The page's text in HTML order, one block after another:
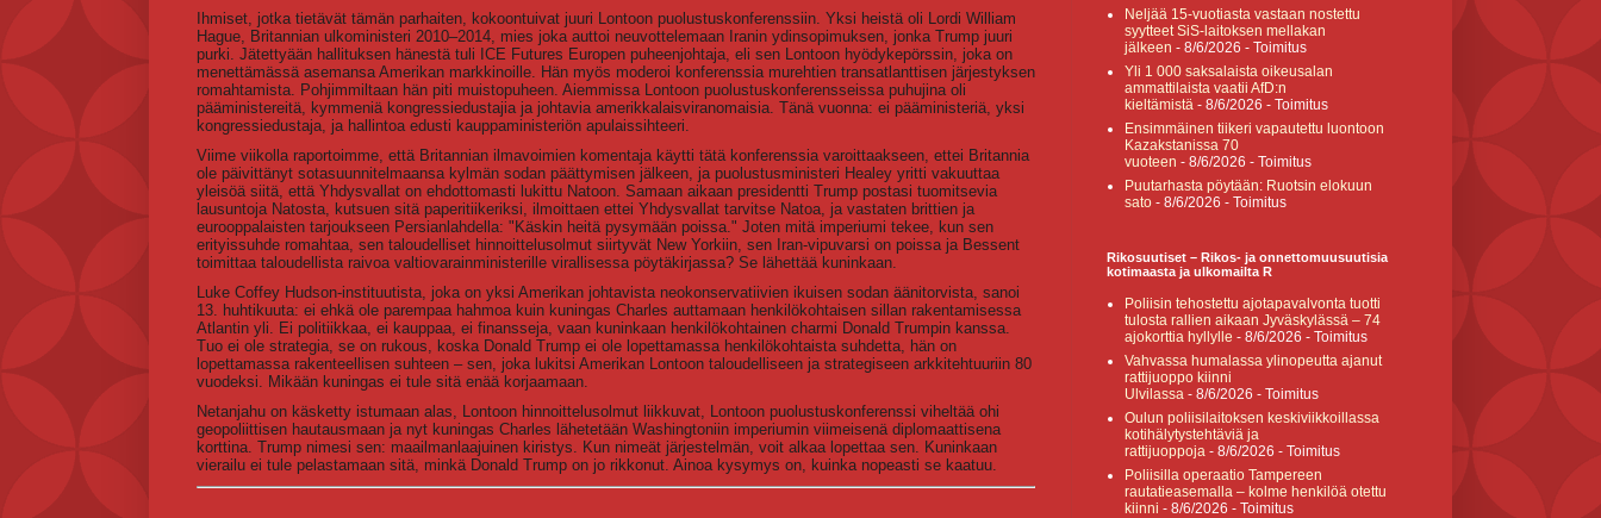
Ihmiset, jotka tietävät tämän parhaiten, kokoontuivat juuri Lontoon puolustuskonferenssiin. Yksi heistä oli Lordi William
Hague, Britannian ulkoministeri 2010–2014, mies joka auttoi neuvottelemaan Iranin ydinsopimuksen, jonka Trump juuri
purki. Jätettyään hallituksen hänestä tuli ICE Futures Europen puheenjohtaja, eli sen Lontoon hyödykepörssin, joka on
menettämässä asemansa Amerikan markkinoille. Hän myös moderoi konferenssia murehtien transatlanttisen järjestyksen
romahtamista. Pohjimmiltaan hän piti muistopuheen. Aiemmissa Lontoon puolustuskonferensseissa puhujina oli
pääministereitä, kymmeniä kongressiedustajia ja johtavia amerikkalaisviranomaisia. Tänä vuonna: ei pääministeriä, yksi
kongressiedustaja, ja hallintoa edusti kauppaministeriön apulaissihteeri.
Viime viikolla raportoimme, että Britannian ilmavoimien komentaja käytti tätä konferenssia varoittaakseen, ettei Britannia
ole päivittänyt sotasuunnitelmaansa kylmän sodan päättymisen jälkeen, ja puolustusministeri Healey yritti vakuuttaa
yleisöä siitä, että Yhdysvallat on ehdottomasti lukittu Natoon. Samaan aikaan presidentti Trump postasi tuomitsevia
lausuntoja Natosta, kutsuen sitä paperitiikeriksi, ilmoittaen ettei Yhdysvallat tarvitse Natoa, ja vastaten brittien ja
eurooppalaisten tarjoukseen Persianlahdella: "Käskin heitä pysymään poissa." Joten mitä imperiumi tekee, kun sen
erityissuhde romahtaa, sen taloudelliset hinnoittelusolmut siirtyvät New Yorkiin, sen Iran-vipuvarsi on poissa ja Bessent
toimittaa taloudellista raivoa valtiovarainministerille virallisessa pöytäkirjassa? Se lähettää kuninkaan.
Luke Coffey Hudson-instituutista, joka on yksi Amerikan johtavista neokonservatiivien ikuisen sodan äänitorvista, sanoi
13. huhtikuuta: ei ehkä ole parempaa hahmoa kuin kuningas Charles auttamaan henkilökohtaisen sillan rakentamisessa
Atlantin yli. Ei politiikkaa, ei kauppaa, ei finansseja, vaan kuninkaan henkilökohtainen charmi Donald Trumpin kanssa.
Tuo ei ole strategia, se on rukous, koska Donald Trump ei ole lopettamassa henkilökohtaista suhdetta, hän on
lopettamassa rakenteellisen suhteen – sen, joka lukitsi Amerikan Lontoon taloudelliseen ja strategiseen arkkitehtuuriin 80
vuodeksi. Mikään kuningas ei tule sitä enää korjaamaan.
Netanjahu on käsketty istumaan alas, Lontoon hinnoittelusolmut liikkuvat, Lontoon puolustuskonferenssi viheltää ohi
geopoliittisen hautausmaan ja nyt kuningas Charles lähetetään Washingtoniin imperiumin viimeisenä diplomaattisena
korttina. Trump nimesi sen: maailmanlaajuinen kiristys. Kun nimeät järjestelmän, voit alkaa lopettaa sen. Kuninkaan
vierailu ei tule pelastamaan sitä, minkä Donald Trump on jo rikkonut. Ainoa kysymys on, kuinka nopeasti se kaatuu.
Neljää 15-vuotiasta vastaan nostettu
syytteet SiS-laitoksen mellakan
jälkeen - 8/6/2026 - Toimitus
Yli 1 000 saksalaista oikeusalan
ammattilaista vaatii AfD:n
kieltämistä - 8/6/2026 - Toimitus
Ensimmäinen tiikeri vapautettu luontoon
Kazakstanissa 70
vuoteen - 8/6/2026 - Toimitus
Puutarhasta pöytään: Ruotsin elokuun
sato - 8/6/2026 - Toimitus
Rikosuutiset – Rikos- ja onnettomuusuutisia
kotimaasta ja ulkomailta R
Poliisin tehostettu ajotapavalvonta tuotti
tulosta rallien aikaan Jyväskylässä – 74
ajokorttia hyllylle - 8/6/2026 - Toimitus
Vahvassa humalassa ylinopeutta ajanut
rattijuoppo kiinni
Ulvilassa - 8/6/2026 - Toimitus
Oulun poliisilaitoksen keskiviikkoillassa
kotihälytystehtäviä ja
rattijuoppoja - 8/6/2026 - Toimitus
Poliisilla operaatio Tampereen
rautatieasemalla – kolme henkilöä otettu
kiinni - 8/6/2026 - Toimitus